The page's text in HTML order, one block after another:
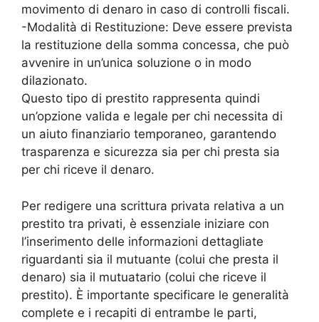
movimento di denaro in caso di controlli fiscali.
-Modalità di Restituzione: Deve essere prevista
la restituzione della somma concessa, che può
avvenire in un’unica soluzione o in modo
dilazionato.
Questo tipo di prestito rappresenta quindi
un’opzione valida e legale per chi necessita di
un aiuto finanziario temporaneo, garantendo
trasparenza e sicurezza sia per chi presta sia
per chi riceve il denaro.
Per redigere una scrittura privata relativa a un
prestito tra privati, è essenziale iniziare con
l’inserimento delle informazioni dettagliate
riguardanti sia il mutuante (colui che presta il
denaro) sia il mutuatario (colui che riceve il
prestito). È importante specificare le generalità
complete e i recapiti di entrambe le parti,